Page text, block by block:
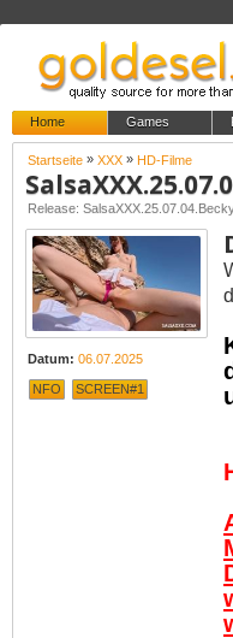
Home Games
Startseite » XXX » HD-Filme
Release:
Datum: 06.07.2025
NFO SCREEN#1